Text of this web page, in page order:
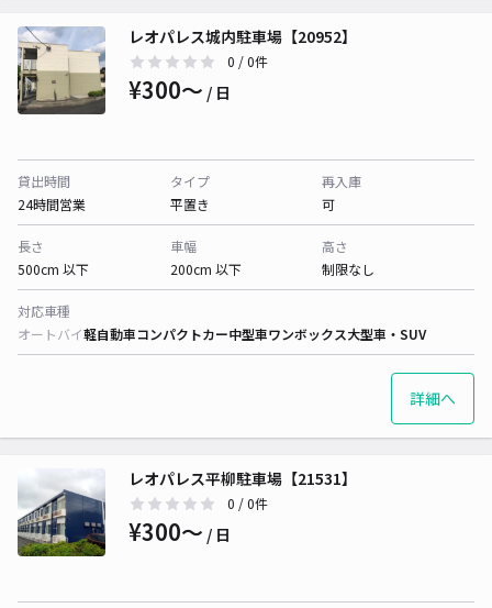
レオパレス城内駐車場【20952】
0 / 0件
¥300〜 / 日
貸出時間
24時間営業
タイプ
平置き
再入庫
可
長さ
500cm 以下
車幅
200cm 以下
高さ
制限なし
対応車種
オートバイ軽自動車コンパクトカー中型車ワンボックス大型車・SUV
詳細へ
レオパレス平柳駐車場【21531】
0 / 0件
¥300〜 / 日